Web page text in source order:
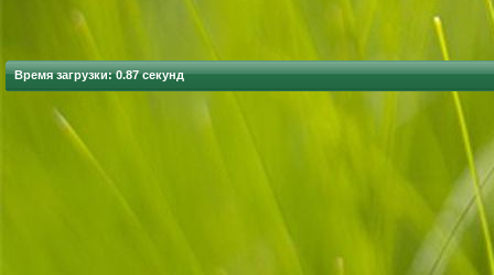
Время загрузки: 0.87 секунд